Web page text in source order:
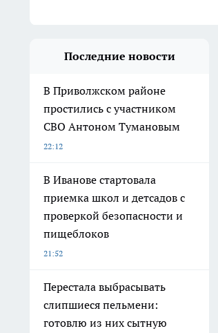
Последние новости
В Приволжском районе
простились с участником
СВО Антоном Тумановым
22:12
В Иванове стартовала
приемка школ и детсадов с
проверкой безопасности и
пищеблоков
21:52
Перестала выбрасывать
слипшиеся пельмени:
готовлю из них сытную